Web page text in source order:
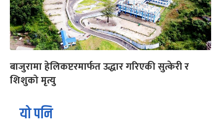
बाजुरामा हेलिकप्टरमार्फत उद्धार गरिएकी सुत्केरी र
शिशुको मृत्यु
यो पनि